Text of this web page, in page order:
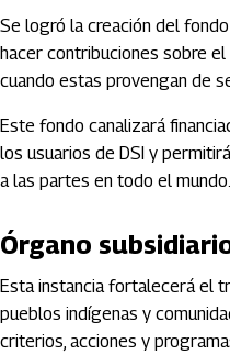
Se logró la creación del
hacer contribuciones sobre
cuando estas provengan de
Este fondo canalizará
los usuarios de DSI y
a las partes en todo el mundo.
Órgano
Esta instancia fortalecerá el
pueblos indígenas y
criterios, acciones y